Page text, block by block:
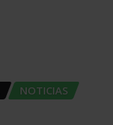
NOTICIAS